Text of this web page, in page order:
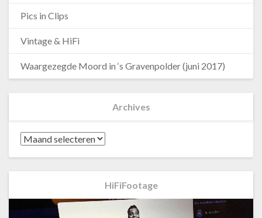
Pics in Clips
Vintage & HiFi
Waargezegde Moord in ‘s Gravenpolder (juni 2017)
Archives
HiFiFootage
Videospeler